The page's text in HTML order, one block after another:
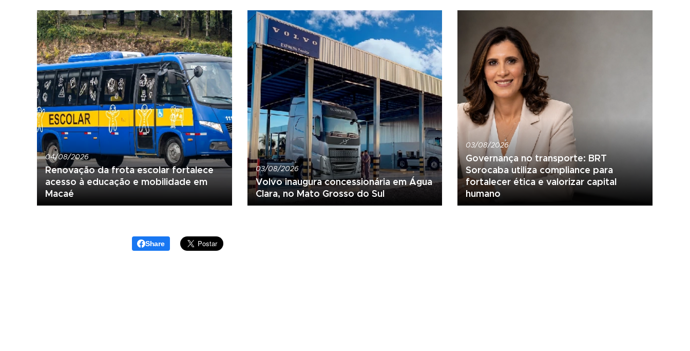
04/08/2026
Renovação da frota escolar fortalece
acesso à educação e mobilidade em
Macaé
03/08/2026
Volvo inaugura concessionária em Água
Clara, no Mato Grosso do Sul
03/08/2026
Governança no transporte: BRT
Sorocaba utiliza compliance para
fortalecer ética e valorizar capital
humano
Share